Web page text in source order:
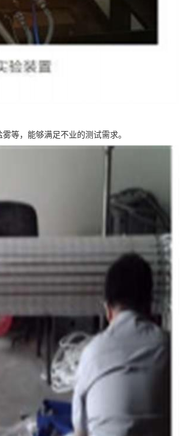
等，能够满足不业的测试需求。